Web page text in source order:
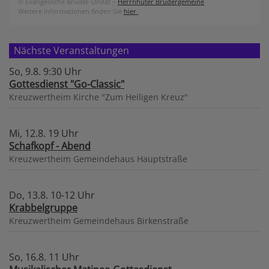
Weitere Informationen finden Sie hier
Nächste Veranstaltungen
So, 9.8. 9:30 Uhr
Gottesdienst "Go-Classic"
Kreuzwertheim Kirche "Zum Heiligen Kreuz"
Mi, 12.8. 19 Uhr
Schafkopf - Abend
Kreuzwertheim Gemeindehaus Hauptstraße
Do, 13.8. 10-12 Uhr
Krabbelgruppe
Kreuzwertheim Gemeindehaus Birkenstraße
So, 16.8. 11 Uhr